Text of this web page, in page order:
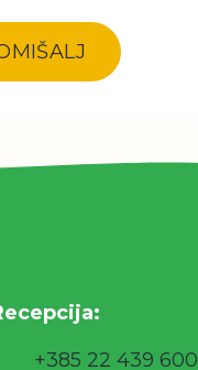
+385 22 439 600